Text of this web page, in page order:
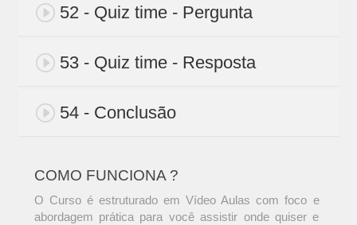
52 - Quiz time - Pergunta
53 - Quiz time - Resposta
54 - Conclusão
COMO FUNCIONA ?
O Curso é estruturado em Vídeo Aulas com foco e
abordagem prática para você assistir onde quiser e